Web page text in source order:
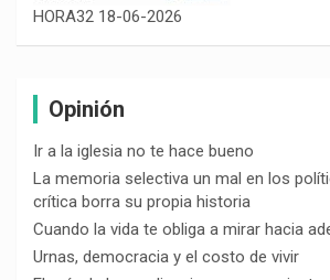
HORA32 18-06-2026
Opinión
Ir a la iglesia no te hace bueno
La memoria selectiva un mal en los
crítica borra su propia historia
Cuando la vida te obliga a mirar hacia
Urnas, democracia y el costo de vivir